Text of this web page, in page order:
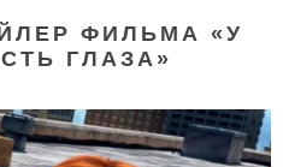
ФИЛЬМА «У
ГЛАЗА»